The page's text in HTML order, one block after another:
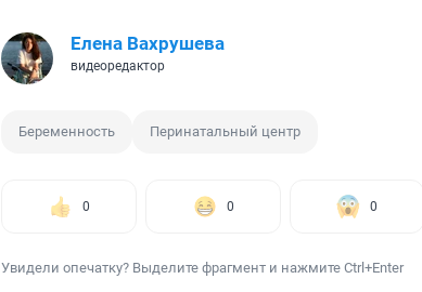
Елена Вахрушева
видеоредактор
Беременность Перинатальный центр
0 0 0
Увидели опечатку? Выделите фрагмент и нажмите Ctrl+Enter